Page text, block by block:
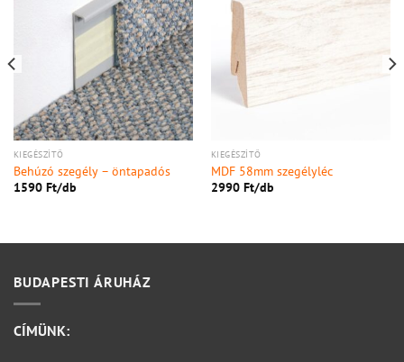
KIEGÉSZÍTŐ
Behúzó szegély – öntapadós
1590 Ft/db
KIEGÉSZÍTŐ
MDF 58mm szegélyléc
2990 Ft/db
BUDAPESTI ÁRUHÁZ
CÍMÜNK: